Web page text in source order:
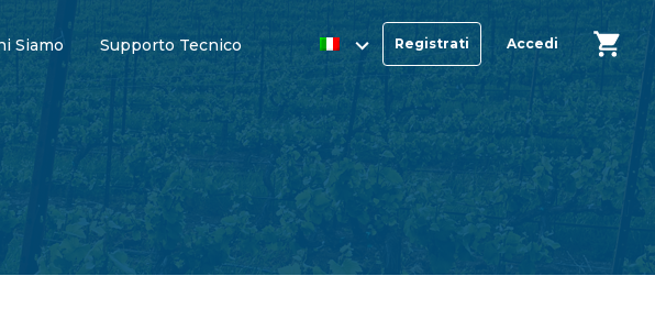
Siamo Supporto Tecnico Registrati Accedi